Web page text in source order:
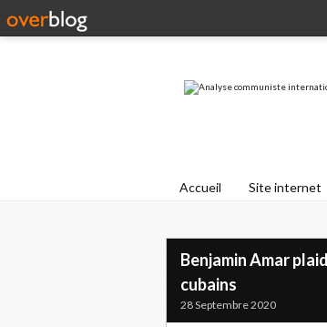
Accueil Site internet
Benjamin Amar
cubains
28 Septembre 2020